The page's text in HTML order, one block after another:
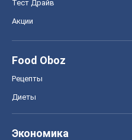
Тест Драйв
Акции
Food Oboz
Рецепты
Диеты
Экономика